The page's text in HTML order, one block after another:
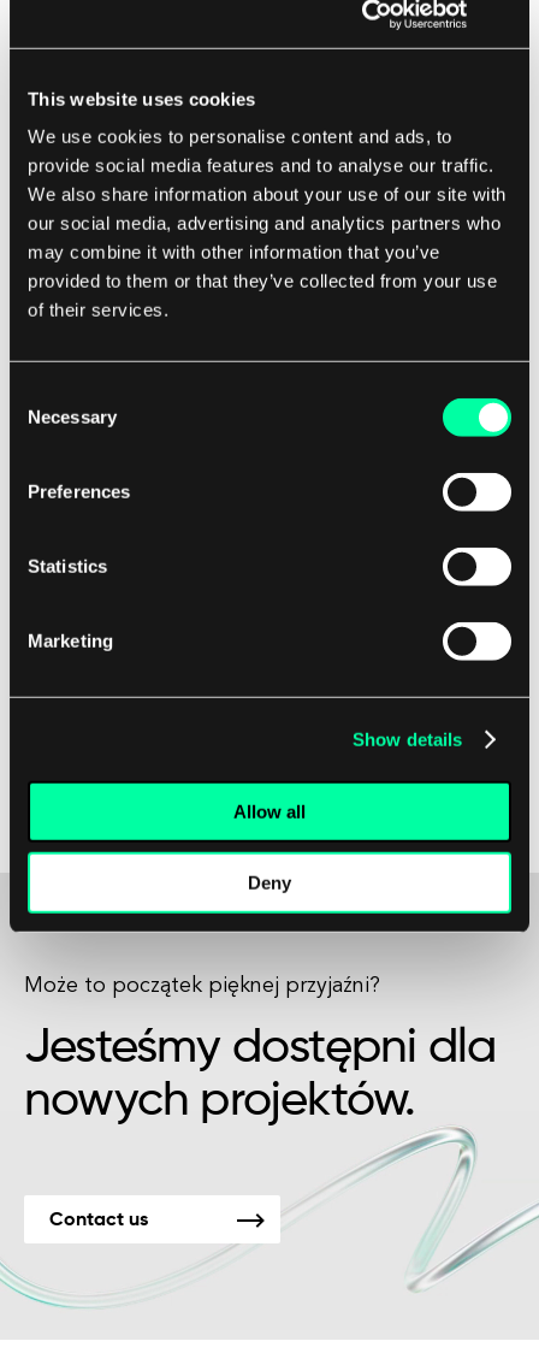
This website uses cookies
We use cookies to personalise content and ads, to
provide social media features and to analyse our traffic.
We also share information about your use of our site with
our social media, advertising and analytics partners who
may combine it with other information that you’ve
provided to them or that they’ve collected from your use
of their services.
Selection
Necessary
Preferences
Statistics
Marketing
Show details
Allow all
Deny
Kiedy funkcja zwraca, wskaźnik stosu jest używany
kontynuowania wykonania od właściwego punktu.
Oprócz zarządzania wywołaniami funkcji, wskaźnik
stosu jest również używany do zarządzania
alokacją pamięci dla zmiennych lokalnych w
funkcjach.
Zmienne lokalne są zazwyczaj przechowywane na
miejsca dla tych zmiennych w miarę potrzeb.
Zapewnia to, że każda funkcja ma swoją własną
danych i zapobiega konfliktom między różnymi
wskaźnik stosu jest istotnym komponentem
kluczową rolę w zarządzaniu alokacją pamięci oraz
Dzięki zrozumieniu roli i funkcji wskaźnika stosu,
niezawodny kod, który optymalnie wykorzystuje
zasoby pamięci.
Może to początek pięknej przyjaźni?
Jesteśmy dostępni dla
nowych projektów.
Contact us